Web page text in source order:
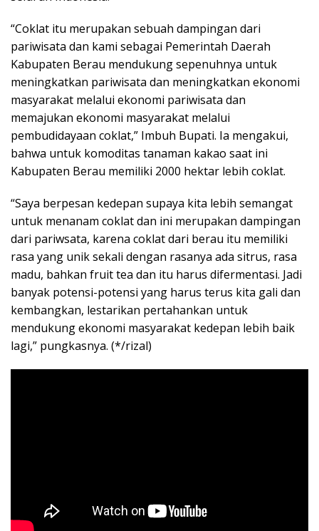
“Coklat itu merupakan sebuah dampingan dari
pariwisata dan kami sebagai Pemerintah Daerah
Kabupaten Berau mendukung sepenuhnya untuk
meningkatkan pariwisata dan meningkatkan ekonomi
masyarakat melalui ekonomi pariwisata dan
memajukan ekonomi masyarakat melalui
pembudidayaan coklat,” Imbuh Bupati. Ia mengakui,
bahwa untuk komoditas tanaman kakao saat ini
Kabupaten Berau memiliki 2000 hektar lebih coklat.
“Saya berpesan kedepan supaya kita lebih semangat
untuk menanam coklat dan ini merupakan dampingan
dari pariwsata, karena coklat dari berau itu memiliki
rasa yang unik sekali dengan rasanya ada sitrus, rasa
madu, bahkan fruit tea dan itu harus difermentasi. Jadi
banyak potensi-potensi yang harus terus kita gali dan
kembangkan, lestarikan pertahankan untuk
mendukung ekonomi masyarakat kedepan lebih baik
lagi,” pungkasnya. (*/rizal)